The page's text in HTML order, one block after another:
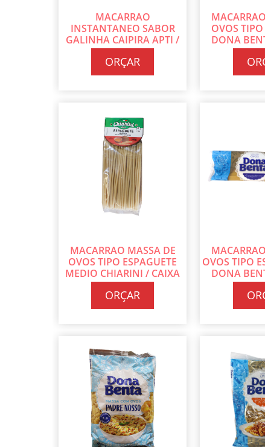
MACARRAO
INSTANTANEO SABOR
GALINHA CAIPIRA APTI /
CAIXA COM 50 UN DE 70G
CADA
ORÇAR
OVOS
DONA
COM 24 PT
MACARRAO MASSA DE
OVOS TIPO ESPAGUETE
MEDIO CHIARINI / CAIXA
COM 32 PT DE 500G CADA
ORÇAR
OVOS TIPO
DONA
COM 24 PT